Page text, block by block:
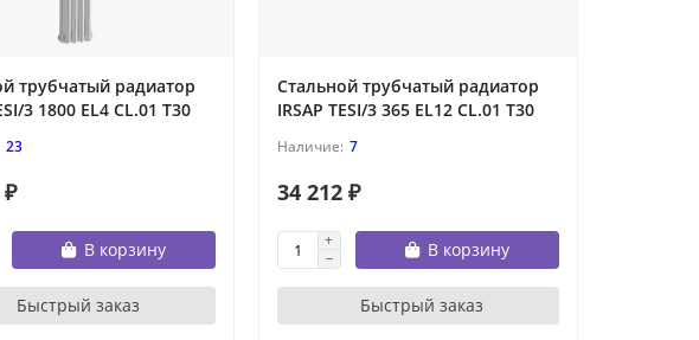
трубчатый радиатор
3 1800 EL4 CL.01 T30
23
₽
В корзину
Быстрый заказ
Стальной трубчатый радиатор
IRSAP TESI/3 365 EL12 CL.01 T30
7
34 212 ₽
В корзину
Быстрый заказ